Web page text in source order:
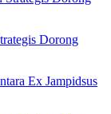
Dorong